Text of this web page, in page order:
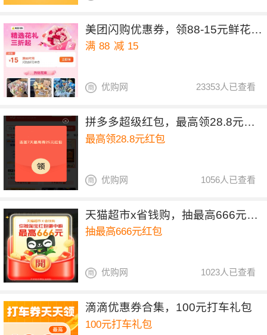
美团闪购优惠券，领88-15元鲜花优惠券
满 88 减 15
23353人已查看
优购网
拼多多超级红包，最高领28.8元红包
最高领28.8元红包
1056人已查看
优购网
天猫超市x省钱购，抽最高666元红包
抽最高666元红包
1023人已查看
优购网
滴滴优惠券合集，100元打车礼包
100元打车礼包